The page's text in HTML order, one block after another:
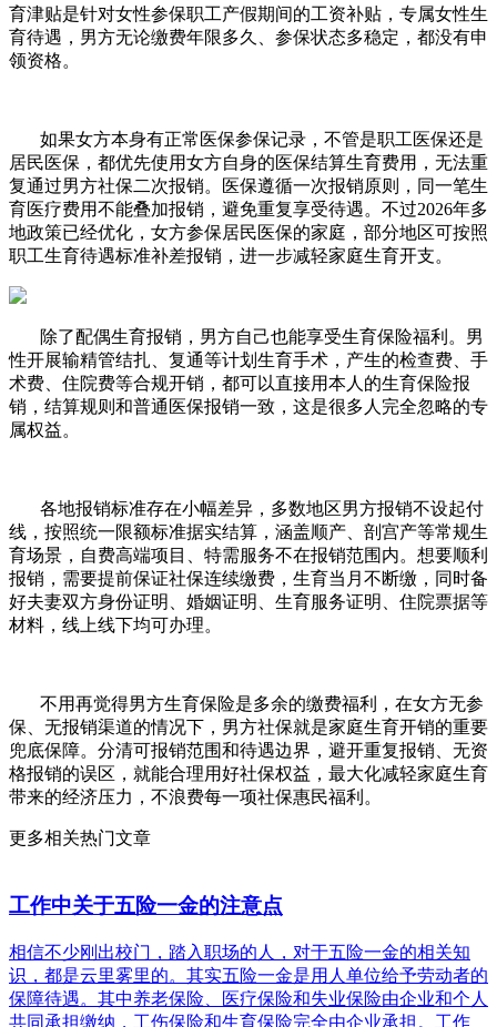
育津贴是针对女性参保职工产假期间的工资补贴，专属女性生
育待遇，男方无论缴费年限多久、参保状态多稳定，都没有申
领资格。
如果女方本身有正常医保参保记录，不管是职工医保还是
居民医保，都优先使用女方自身的医保结算生育费用，无法重
复通过男方社保二次报销。医保遵循一次报销原则，同一笔生
育医疗费用不能叠加报销，避免重复享受待遇。不过2026年多
地政策已经优化，女方参保居民医保的家庭，部分地区可按照
职工生育待遇标准补差报销，进一步减轻家庭生育开支。
除了配偶生育报销，男方自己也能享受生育保险福利。男
性开展输精管结扎、复通等计划生育手术，产生的检查费、手
术费、住院费等合规开销，都可以直接用本人的生育保险报
销，结算规则和普通医保报销一致，这是很多人完全忽略的专
属权益。
各地报销标准存在小幅差异，多数地区男方报销不设起付
线，按照统一限额标准据实结算，涵盖顺产、剖宫产等常规生
育场景，自费高端项目、特需服务不在报销范围内。想要顺利
报销，需要提前保证社保连续缴费，生育当月不断缴，同时备
好夫妻双方身份证明、婚姻证明、生育服务证明、住院票据等
材料，线上线下均可办理。
不用再觉得男方生育保险是多余的缴费福利，在女方无参
保、无报销渠道的情况下，男方社保就是家庭生育开销的重要
兜底保障。分清可报销范围和待遇边界，避开重复报销、无资
格报销的误区，就能合理用好社保权益，最大化减轻家庭生育
带来的经济压力，不浪费每一项社保惠民福利。
更多相关热门文章
工作中关于五险一金的注意点
相信不少刚出校门，踏入职场的人，对于五险一金的相关知
识，都是云里雾里的。其实五险一金是用人单位给予劳动者的
保障待遇。其中养老保险、医疗保险和失业保险由企业和个人
共同承担缴纳，工伤保险和生育保险完全由企业承担。工作